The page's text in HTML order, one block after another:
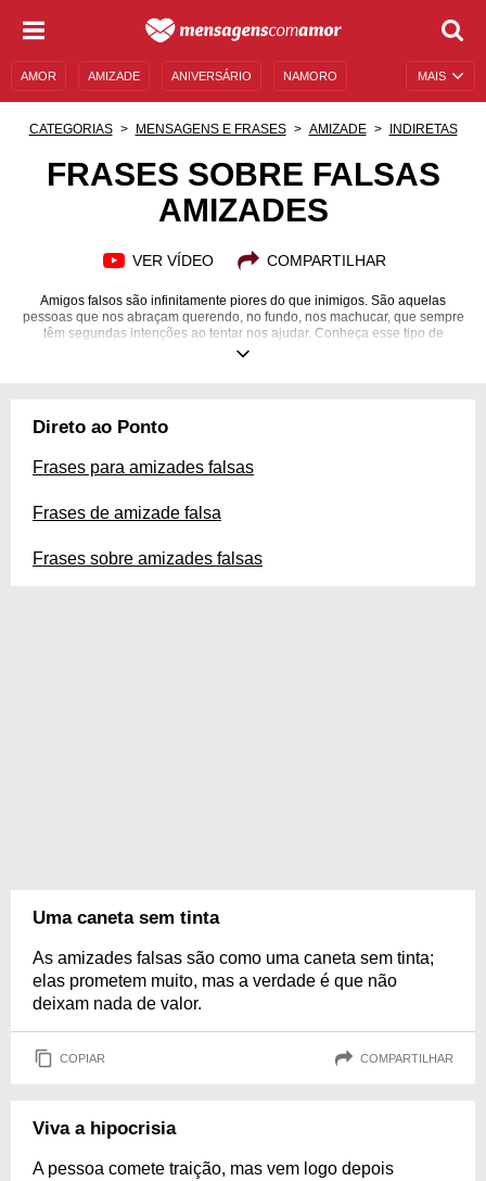
MAIS
AMOR AMIZADE ANIVERSÁRIO NAMORO
MENSAGENS DE ANIVERSÁRIO
CATEGORIAS MENSAGENS E FRASES AMIZADE INDIRETAS
FRASES SOBRE FALSAS
AMIZADES
VER VÍDEO COMPARTILHAR
Amigos falsos são infinitamente piores do que inimigos. São aquelas
pessoas que nos abraçam querendo, no fundo, nos machucar, que sempre
têm segundas intenções ao tentar nos ajudar. Conheça esse tipo de
pessoa para que você possa evitá-las.
Direto ao Ponto
Frases para amizades falsas
Frases de amizade falsa
Frases sobre amizades falsas
Uma caneta sem tinta
As amizades falsas são como uma caneta sem tinta;
elas prometem muito, mas a verdade é que não
deixam nada de valor.
COPIAR COMPARTILHAR
Viva a hipocrisia
A pessoa comete traição, mas vem logo depois